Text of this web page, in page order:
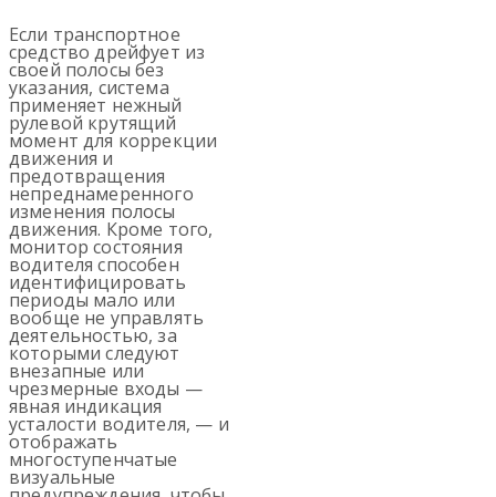
Если транспортное
средство дрейфует из
своей полосы без
указания, система
применяет нежный
рулевой крутящий
момент для коррекции
движения и
предотвращения
непреднамеренного
изменения полосы
движения. Кроме того,
монитор состояния
водителя способен
идентифицировать
периоды мало или
вообще не управлять
деятельностью, за
которыми следуют
внезапные или
чрезмерные входы —
явная индикация
усталости водителя, — и
отображать
многоступенчатые
визуальные